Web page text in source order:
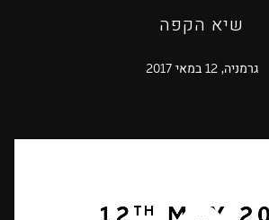
שיא הקפה
גרמניה, 12 במאי 2017